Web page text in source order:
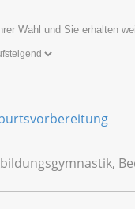
Wahl und Sie erhalten